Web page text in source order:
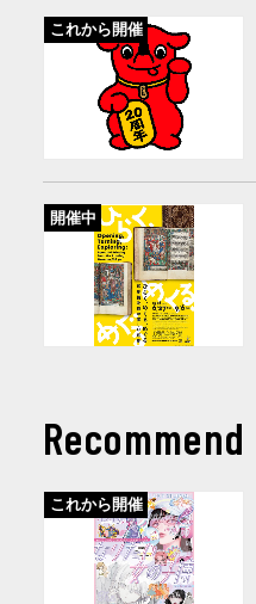
これから開催
開催中
Recommend
これから開催